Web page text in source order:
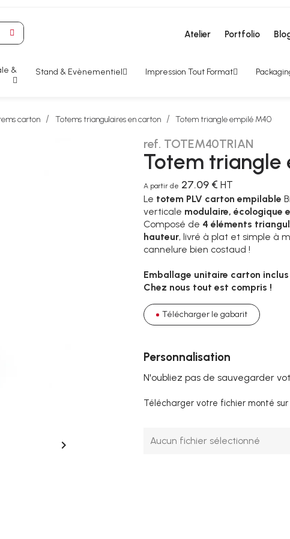
Atelier Portfolio
& Stand & Evènementiel Impression Tout Format
carton Totems triangulaires en carton Totem triangle empilé M40

ref. TOTEM40TRIAN
Totem triangle
A partir de 27.09 € HT
Le totem PLV carton empilable
verticale modulaire, écologique
Composé de 4 éléments
hauteur, livré à plat et simple à
cannelure bien costaud !
Emballage unitaire carton
Chez nous tout est compris !
Télécharger le gabarit
Personnalisation
N'oubliez pas de sauvegarder
Télécharger votre fichier monté
Aucun fichier sélectionné